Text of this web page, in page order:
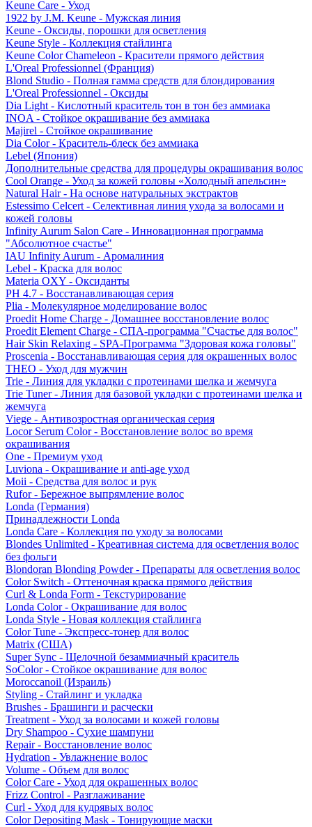
Keune Care - Уход
1922 by J.M. Keune - Мужская линия
Keune - Оксиды, порошки для осветления
Keune Style - Коллекция стайлинга
Keune Color Chameleon - Красители прямого действия
L'Oreal Professionnel (Франция)
Blond Studio - Полная гамма средств для блондирования
L'Oreal Professionnel - Оксиды
Dia Light - Кислотный краситель тон в тон без аммиака
INOA - Стойкое окрашивание без аммиака
Majirel - Стойкое окрашивание
Dia Color - Краситель-блеск без аммиака
Lebel (Япония)
Дополнительные средства для процедуры окрашивания волос
Cool Orange - Уход за кожей головы «Холодный апельсин»
Natural Hair - На основе натуральных экстрактов
Estessimo Celcert - Селективная линия ухода за волосами и
кожей головы
Infinity Aurum Salon Care - Инновационная программа
"Абсолютное счастье"
IAU Infinity Aurum - Аромалиния
Lebel - Краска для волос
Materia OXY - Оксиданты
PH 4.7 - Восстанавливающая серия
Plia - Молекулярное моделирование волос
Proedit Home Charge - Домашнее восстановление волос
Proedit Element Charge - СПА-программа "Счастье для волос"
Hair Skin Relaxing - SPA-Программа "Здоровая кожа головы"
Proscenia - Восстанавливающая серия для окрашенных волос
THEO - Уход для мужчин
Trie - Линия для укладки с протеинами шелка и жемчуга
Trie Tuner - Линия для базовой укладки с протеинами шелка и
жемчуга
Viege - Антивозростная органическая серия
Locor Serum Color - Восстановление волос во время
окрашивания
One - Премиум уход
Luviona - Окрашивание и anti-age уход
Moii - Средства для волос и рук
Rufor - Бережное выпрямление волос
Londa (Германия)
Принадлежности Londa
Londa Care - Коллекция по уходу за волосами
Blondes Unlimited - Креативная система для осветления волос
без фольги
Blondoran Blonding Powder - Препараты для осветления волос
Color Switch - Оттеночная краска прямого действия
Curl & Londa Form - Текстурирование
Londa Color - Окрашивание для волос
Londa Style - Новая коллекция стайлинга
Color Tune - Экспресс-тонер для волос
Matrix (США)
Super Sync - Щелочной безаммиачный краситель
SoColor - Стойкое окрашивание для волос
Moroccanoil (Израиль)
Styling - Стайлинг и укладка
Brushes - Брашинги и расчески
Treatment - Уход за волосами и кожей головы
Dry Shampoo - Сухие шампуни
Repair - Восстановление волос
Hydration - Увлажнение волос
Volume - Объем для волос
Color Care - Уход для окрашенных волос
Frizz Control - Разглаживание
Curl - Уход для кудрявых волос
Color Depositing Mask - Тонирующие маски